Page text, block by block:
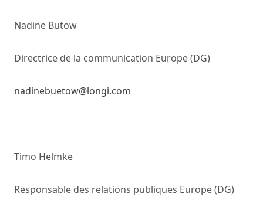
Nadine Bütow
Directrice de la communication Europe (DG)
nadinebuetow@longi.com
Timo Helmke
Responsable des relations publiques Europe (DG)